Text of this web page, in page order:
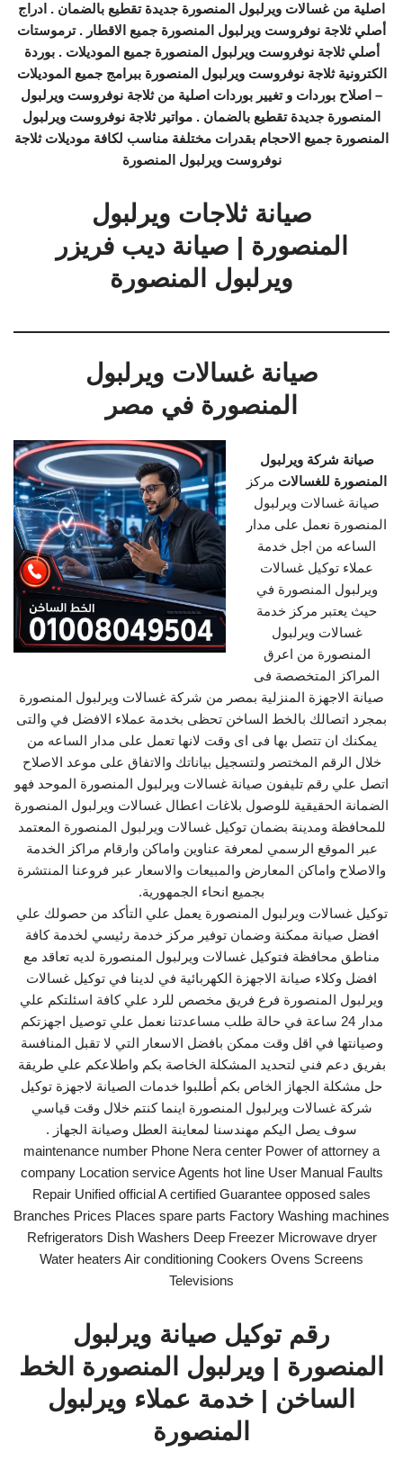
اصلية من غسالات ويرلبول المنصورة جديدة تقطيع بالضمان . ادراج
أصلي ثلاجة نوفروست ويرلبول المنصورة جميع الاقطار . ترموستات
أصلي ثلاجة نوفروست ويرلبول المنصورة جميع الموديلات . بوردة
الكترونية ثلاجة نوفروست ويرلبول المنصورة ببرامج جميع الموديلات
– اصلاح بوردات و تغيير بوردات اصلية من ثلاجة نوفروست ويرلبول
المنصورة جديدة تقطيع بالضمان . مواتير ثلاجة نوفروست ويرلبول
المنصورة جميع الاحجام بقدرات مختلفة مناسب لكافة موديلات ثلاجة
نوفروست ويرلبول المنصورة
صيانة ثلاجات ويرلبول
المنصورة | صيانة ديب فريزر
ويرلبول المنصورة
صيانة غسالات ويرلبول
المنصورة في مصر
صيانة شركة ويرلبول
المنصورة للغسالات مركز
صيانة غسالات ويرلبول
المنصورة نعمل على مدار
الساعه من اجل خدمة
عملاء توكيل غسالات
ويرلبول المنصورة في
حيث يعتبر مركز خدمة
غسالات ويرلبول
المنصورة من اعرق
المراكز المتخصصة فى
صيانة الاجهزة المنزلية بمصر من شركة غسالات ويرلبول المنصورة
بمجرد اتصالك بالخط الساخن تحظى بخدمة عملاء الافضل في والتى
يمكنك ان تتصل بها فى اى وقت لانها تعمل على مدار الساعه من
خلال الرقم المختصر ولتسجيل بياناتك والاتفاق على موعد الاصلاح
اتصل علي رقم تليفون صيانة غسالات ويرلبول المنصورة الموحد فهو
الضمانة الحقيقية للوصول بلاغات اعطال غسالات ويرلبول المنصورة
للمحافظة ومدينة بضمان توكيل غسالات ويرلبول المنصورة المعتمد
عبر الموقع الرسمي لمعرفة عناوين واماكن وارقام مراكز الخدمة
والاصلاح واماكن المعارض والمبيعات والاسعار عبر فروعنا المنتشرة
بجميع انحاء الجمهورية.
توكيل غسالات ويرلبول المنصورة يعمل علي التأكد من حصولك علي
افضل صيانة ممكنة وضمان توفير مركز خدمة رئيسي لخدمة كافة
مناطق محافظة فتوكيل غسالات ويرلبول المنصورة لديه تعاقد مع
افضل وكلاء صيانة الاجهزة الكهربائية في لدينا في توكيل غسالات
ويرلبول المنصورة فرع فريق مخصص للرد علي كافة اسئلتكم علي
مدار 24 ساعة في حالة طلب مساعدتنا نعمل علي توصيل اجهزتكم
وصيانتها في اقل وقت ممكن بافضل الاسعار التي لا تقبل المنافسة
بفريق دعم فني لتحديد المشكلة الخاصة بكم واطلاعكم علي طريقة
حل مشكلة الجهاز الخاص بكم أطلبوا خدمات الصيانة لاجهزة توكيل
شركة غسالات ويرلبول المنصورة اينما كنتم خلال وقت قياسي
سوف يصل اليكم مهندسنا لمعاينة العطل وصيانة الجهاز .
maintenance number Phone Nera center Power of attorney a
company Location service Agents hot line User Manual Faults
Repair Unified official A certified Guarantee opposed sales
Branches Prices Places spare parts Factory Washing machines
Refrigerators Dish Washers Deep Freezer Microwave dryer
Water heaters Air conditioning Cookers Ovens Screens
Televisions
رقم توكيل صيانة ويرلبول
المنصورة | ويرلبول المنصورة الخط
الساخن | خدمة عملاء ويرلبول
المنصورة